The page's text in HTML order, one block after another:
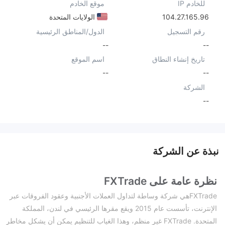
للخادم IP
104.27.165.96
موقع الخادم
الولايات المتحدة
رقم التسجيل
--
الدول/المناطق الرئيسية
--
تاريخ إنشاء النطاق
--
اسم الموقع
--
الشركة
--
نبذة عن الشركة
نظرة عامة على FXTrade
FXTradeهي شركة وساطة لتداول العملات الأجنبية وعقود الفروقات عبر
الإنترنت، تأسست عام 2015 ويقع مقرها الرئيسي في لندن، المملكة
المتحدة. FXTrade غير منظم، وهذا الغياب للتنظيم يمكن أن يشكل مخاطر